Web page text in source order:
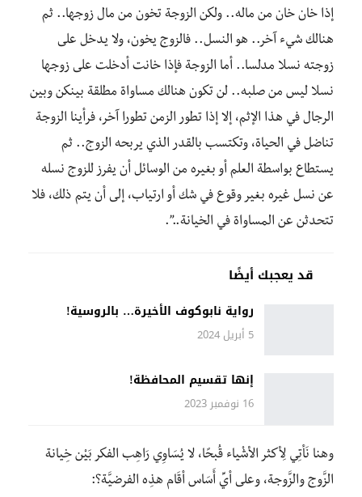
إذا خان خان من ماله.. ولكن الزوجة تخون من مال زوجها.. ثم
هنالك شيء آخر.. هو النسل.. فالزوج يخون، ولا يدخل على
زوجته نسلا مدلسا.. أما الزوجة فإذا خانت أدخلت على زوجها
نسلا ليس من صلبه.. لن تكون هنالك مساواة مطلقة بينكن وبين
الرجال في هذا الإثم، إلا إذا تطور الزمن تطورا آخر، فرأينا الزوجة
تناضل في الحياة، وتكتسب بالقدر الذي يربحه الزوج.. ثم
يستطاع بواسطة العلم أو بغيره من الوسائل أن يفرز للزوج نسله
عن نسل غيره بغير وقوع في شك أو ارتياب، إلى أن يتم ذلك، فلا
تتحدثن عن المساواة في الخيانة..”.
قد يعجبك أيضًا
رواية نابوكوف الأخيرة… بالروسية!
5 أبريل 2024
إنها تقسيم المحافظة!
16 نوفمبر 2023
وهنا نَأتِي لِأكثر الأشْياء قُبحًا، لا يُسَاوِي رَاهِب الفكر بَيْن خِيانة
الزَّوج والزَّوجة، وعلى أيِّ أَسَاس أقَام هذِه الفرضيَّة؟: